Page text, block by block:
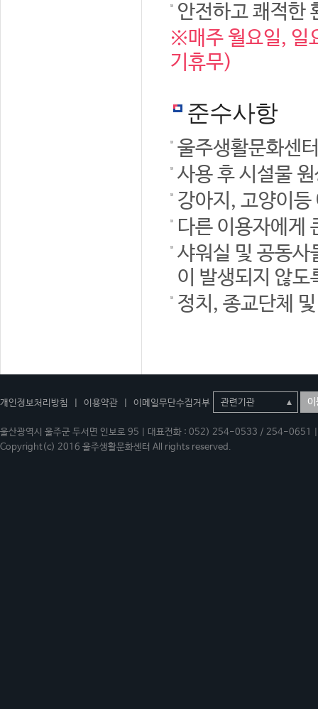
안전하고 쾌적한
※매주 월요일, 일
기휴무)
준수사항
울주생활문화센
사용 후 시설물
강아지, 고양이
다른 이용자에게
샤워실 및 공동사
이 발생되지 않도
정치, 종교단체
개인정보처리방침 이용약관 이메일무단수집거부 이
울산광역시 울주군 두서면 인보로 95 | 대표전화 : 052) 254-0533 / 254-
Copyright(c) 2016 울주생활문화센터 All rights reserved.